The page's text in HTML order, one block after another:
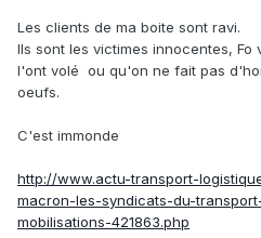
Les clients de ma boite sont ravi.
Ils sont les victimes innocentes,
l'ont volé ou qu'on ne fait pas
oeufs.
C'est immonde
http://www.actu-transport-
macron-les-syndicats-du-
mobilisations-421863.php